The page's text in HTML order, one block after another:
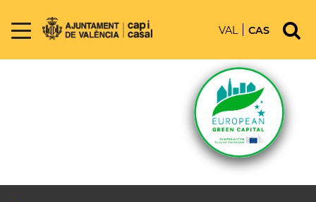
VAL CAS